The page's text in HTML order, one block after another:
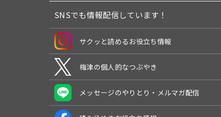
SNSでも情報配信しています！
サクッと読めるお役立ち情報
梅津の個人的なつぶやき
メッセージのやりとり・メルマガ配信